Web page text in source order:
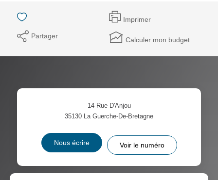
Imprimer
Partager Calculer mon budget
14 Rue D'Anjou
35130 La Guerche-De-Bretagne
Nous écrire Voir le numéro